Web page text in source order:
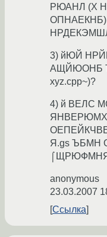
РЮАНЛ (Х
3) йЮЙ
АЩЙЮОНБ
xyz.cpp~)?
4) й ВЕЛС
Я.gs ЪБМН
anonymous
23.03.2007
Ссылка